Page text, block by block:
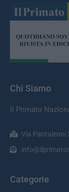
Chi Siamo
Il Primato
Via Pantaleoni
Categorie